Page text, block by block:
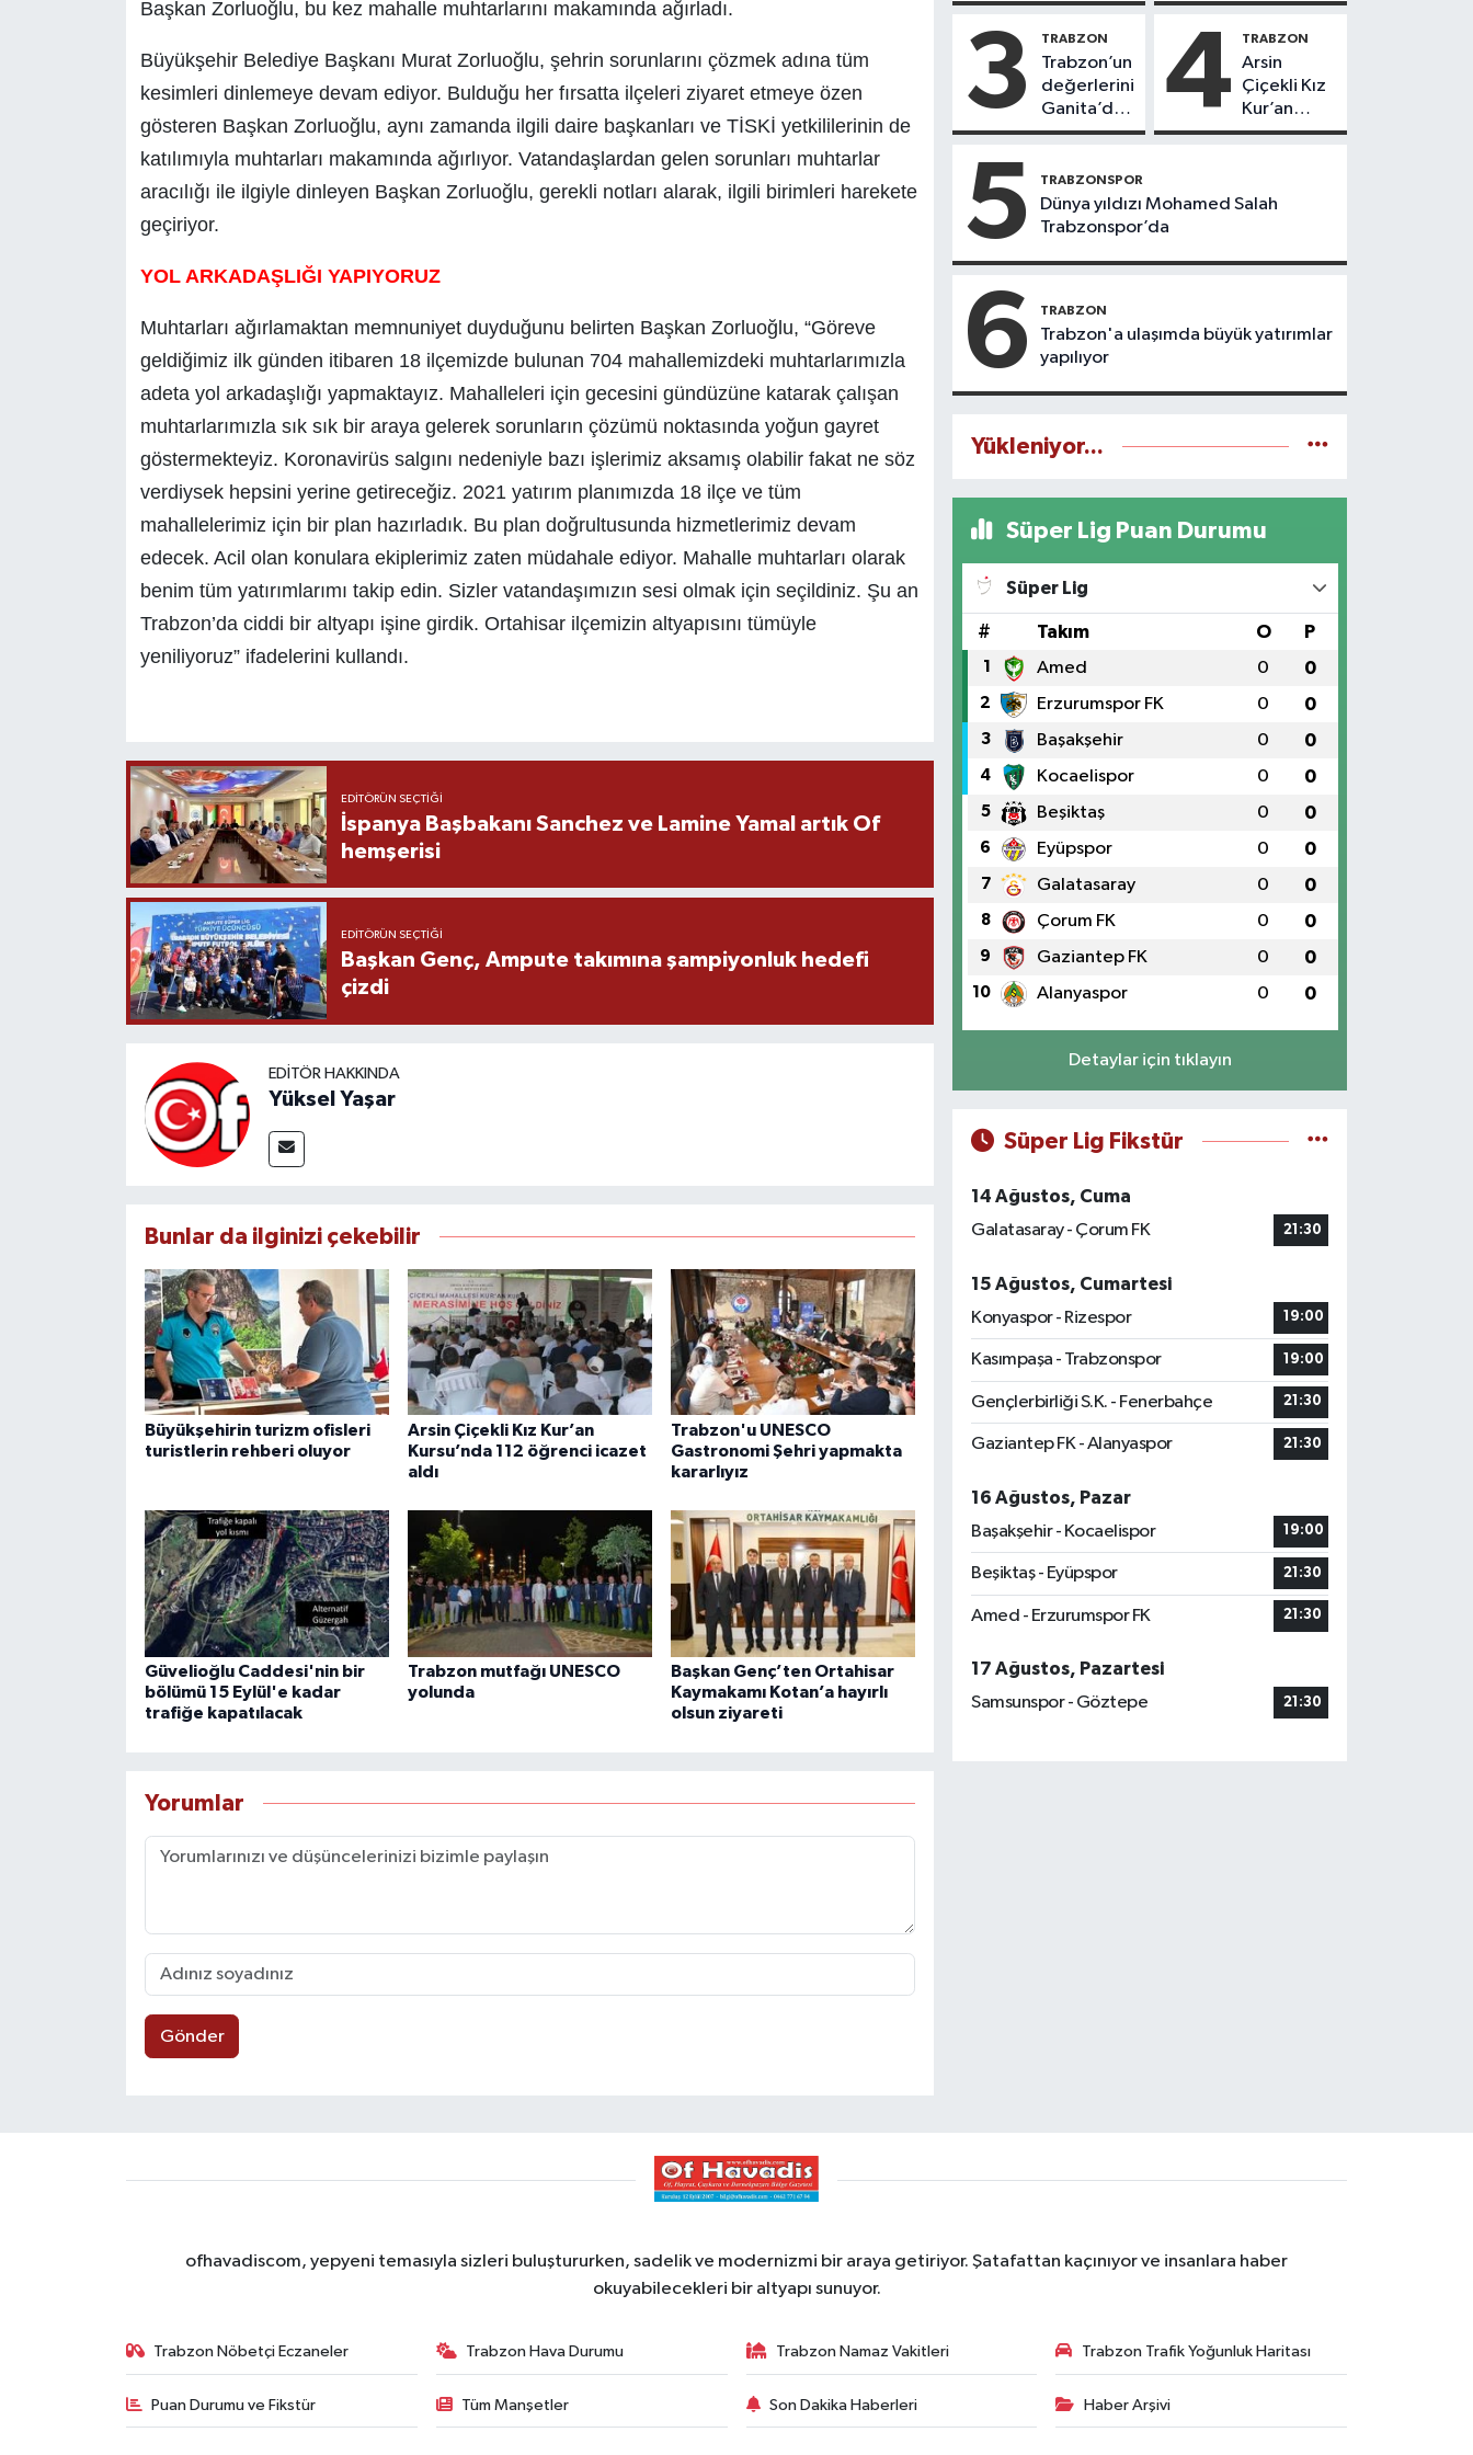
Başkan Zorluoğlu, bu kez mahalle muhtarlarını makamında ağırladı.
Büyükşehir Belediye Başkanı Murat Zorluoğlu, şehrin sorunlarını çözmek adına tüm
kesimleri dinlemeye devam ediyor. Bulduğu her fırsatta ilçeleri ziyaret etmeye özen
gösteren Başkan Zorluoğlu, aynı zamanda ilgili daire başkanları ve TİSKİ yetkililerinin de
katılımıyla muhtarları makamında ağırlıyor. Vatandaşlardan gelen sorunları muhtarlar
aracılığı ile ilgiyle dinleyen Başkan Zorluoğlu, gerekli notları alarak, ilgili birimleri harekete
geçiriyor.
YOL ARKADAŞLIĞI YAPIYORUZ
Muhtarları ağırlamaktan memnuniyet duyduğunu belirten Başkan Zorluoğlu, “Göreve
geldiğimiz ilk günden itibaren 18 ilçemizde bulunan 704 mahallemizdeki muhtarlarımızla
adeta yol arkadaşlığı yapmaktayız. Mahalleleri için gecesini gündüzüne katarak çalışan
muhtarlarımızla sık sık bir araya gelerek sorunların çözümü noktasında yoğun gayret
göstermekteyiz. Koronavirüs salgını nedeniyle bazı işlerimiz aksamış olabilir fakat ne söz
verdiysek hepsini yerine getireceğiz. 2021 yatırım planımızda 18 ilçe ve tüm
mahallelerimiz için bir plan hazırladık. Bu plan doğrultusunda hizmetlerimiz devam
edecek. Acil olan konulara ekiplerimiz zaten müdahale ediyor. Mahalle muhtarları olarak
benim tüm yatırımlarımı takip edin. Sizler vatandaşımızın sesi olmak için seçildiniz. Şu an
Trabzon’da ciddi bir altyapı işine girdik. Ortahisar ilçemizin altyapısını tümüyle
yeniliyoruz” ifadelerini kullandı.
EDITÖRÜN SEÇTIĞI
İspanya Başbakanı Sanchez ve Lamine Yamal artık Of
hemşerisi
EDITÖRÜN SEÇTIĞI
Başkan Genç, Ampute takımına şampiyonluk hedefi
çizdi
EDITÖR HAKKINDA
Yüksel Yaşar
Bunlar da ilginizi çekebilir
Büyükşehirin turizm ofisleri
turistlerin rehberi oluyor
Arsin Çiçekli Kız Kur’an
Kursu’nda 112 öğrenci icazet
aldı
Trabzon'u UNESCO
Gastronomi Şehri yapmakta
kararlıyız
Güvelioğlu Caddesi'nin bir
bölümü 15 Eylül'e kadar
trafiğe kapatılacak
Trabzon mutfağı UNESCO
yolunda
Başkan Genç’ten Ortahisar
Kaymakamı Kotan’a hayırlı
olsun ziyareti
Yorumlar
Gönder
3 TRABZON
Trabzon’un
değerlerini
Ganita’da
yaşatıyoruz
4 TRABZON
Arsin
Çiçekli Kız
Kur’an
Kursu’nda
5 TRABZONSPOR
Dünya yıldızı Mohamed Salah
Trabzonspor’da
6 TRABZON
Trabzon'a ulaşımda büyük yatırımlar
yapılıyor
Yükleniyor...
Süper Lig Puan Durumu
Süper Lig
# Takım O P
1 Amed 0 0
2 Erzurumspor FK 0 0
3 Başakşehir 0 0
4 Kocaelispor 0 0
5 Beşiktaş 0 0
6 Eyüpspor 0 0
7 Galatasaray 0 0
8 Çorum FK 0 0
9 Gaziantep FK 0 0
10 Alanyaspor 0 0
Detaylar için tıklayın
Süper Lig Fikstür
14 Ağustos, Cuma
Galatasaray - Çorum FK
21:30
15 Ağustos, Cumartesi
Konyaspor - Rizespor
19:00
Kasımpaşa - Trabzonspor 19:00
Gençlerbirliği S.K. - Fenerbahçe 21:30
Gaziantep FK - Alanyaspor 21:30
16 Ağustos, Pazar
Başakşehir - Kocaelispor
19:00
Beşiktaş - Eyüpspor 21:30
Amed - Erzurumspor FK 21:30
17 Ağustos, Pazartesi
Samsunspor - Göztepe
21:30
ofhavadiscom, yepyeni temasıyla sizleri buluştururken, sadelik ve modernizmi bir araya getiriyor. Şatafattan kaçınıyor ve insanlara haber
okuyabilecekleri bir altyapı sunuyor.
Trabzon Nöbetçi Eczaneler Trabzon Hava Durumu Trabzon Namaz Vakitleri Trabzon Trafik Yoğunluk Haritası
Puan Durumu ve Fikstür Tüm Manşetler Son Dakika Haberleri Haber Arşivi